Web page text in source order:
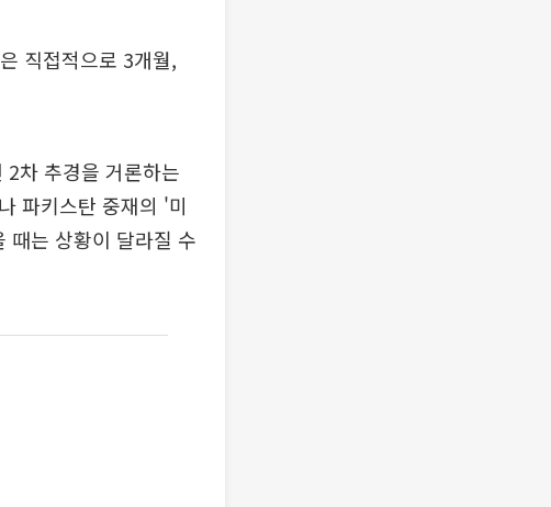
직접적으로 3개월,
차 추경을 거론하는
파키스탄 중재의 '미
때는 상황이 달라질 수